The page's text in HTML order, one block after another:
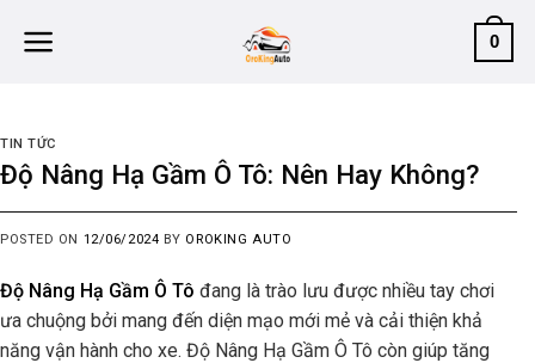
0
TIN TỨC
Độ Nâng Hạ Gầm Ô Tô: Nên Hay Không?
POSTED ON 12/06/2024 BY OROKING AUTO
Độ Nâng Hạ Gầm Ô Tô đang là trào lưu được nhiều tay chơi
ưa chuộng bởi mang đến diện mạo mới mẻ và cải thiện khả
năng vận hành cho xe. Độ Nâng Hạ Gầm Ô Tô còn giúp tăng